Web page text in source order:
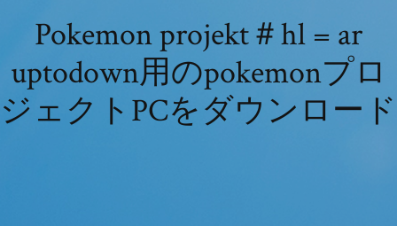
Pokemon projekt＃hl = ar
uptodown用のpokemonプロ
ジェクトPCをダウンロード